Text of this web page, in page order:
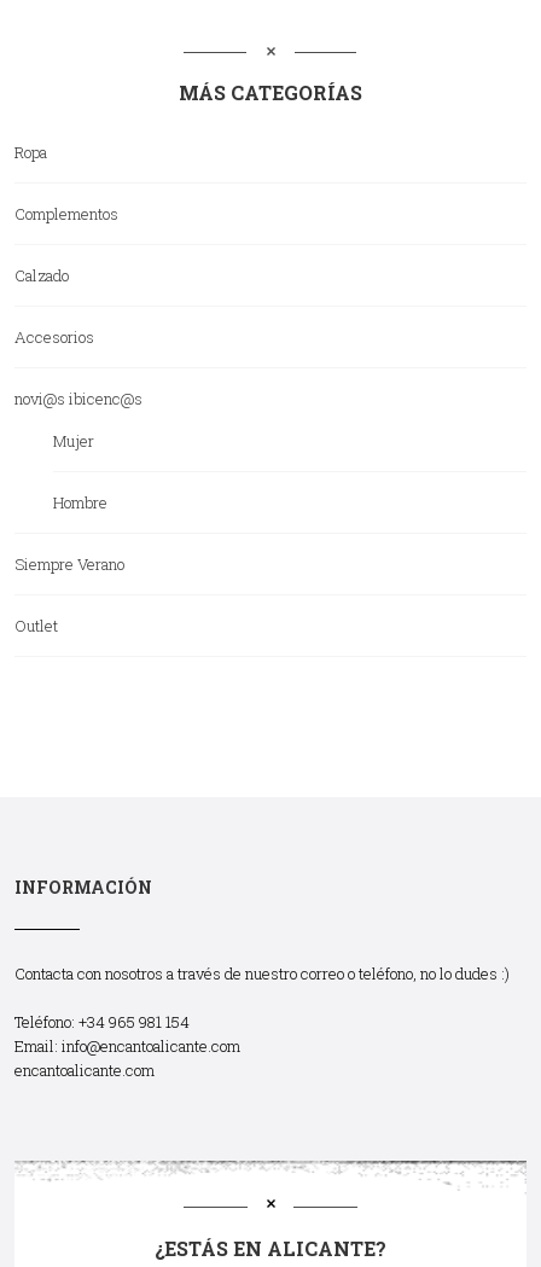
MÁS CATEGORÍAS
Ropa
Complementos
Calzado
Accesorios
novi@s ibicenc@s
Mujer
Hombre
Siempre Verano
Outlet
INFORMACIÓN
Contacta con nosotros a través de nuestro correo o teléfono, no lo dudes :)
Teléfono: +34 965 981 154
Email: info@encantoalicante.com
encantoalicante.com
¿ESTÁS EN ALICANTE?